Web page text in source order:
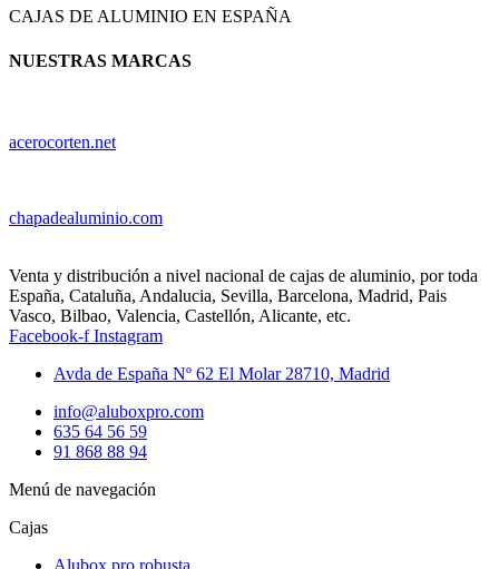
CAJAS DE ALUMINIO EN ESPAÑA
NUESTRAS MARCAS
acerocorten.net
chapadealuminio.com
Venta y distribución a nivel nacional de cajas de aluminio, por toda
España, Cataluña, Andalucia, Sevilla, Barcelona, Madrid, Pais
Vasco, Bilbao, Valencia, Castellón, Alicante, etc.
Facebook-f Instagram
Avda de España Nº 62 El Molar 28710, Madrid
info@aluboxpro.com
635 64 56 59
91 868 88 94
Menú de navegación
Cajas
Alubox pro robusta